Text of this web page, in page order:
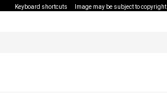
Keyboard shortcuts Image may be subject to copyright